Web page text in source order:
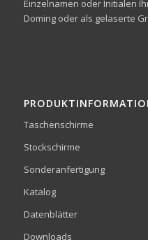
Einzelnamen oder Initialen
Doming oder als gelaserte
Taschenschirme
Stockschirme
Sonderanfertigung
Katalog
Datenblätter
Downloads